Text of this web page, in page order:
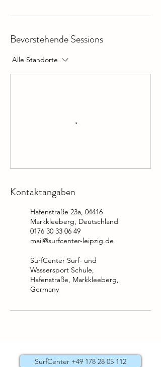
Bevorstehende Sessions
Alle Standorte
Kontaktangaben
Hafenstraße 23a, 04416
Markkleeberg, Deutschland
0176 30 33 06 49
mail@surfcenter-leipzig.de
SurfCenter Surf- und
Wassersport Schule,
Hafenstraße, Markkleeberg,
Germany
SurfCenter +49 178 28 05 112